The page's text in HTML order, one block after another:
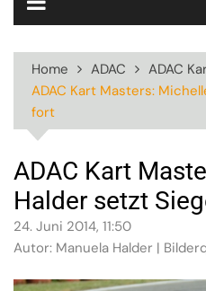
Home ADAC
ADAC
ADAC Kart Masters:
fort
ADAC Kart
Halder setzt
24. Juni 2014, 11:50
Autor: Manuela Halder |